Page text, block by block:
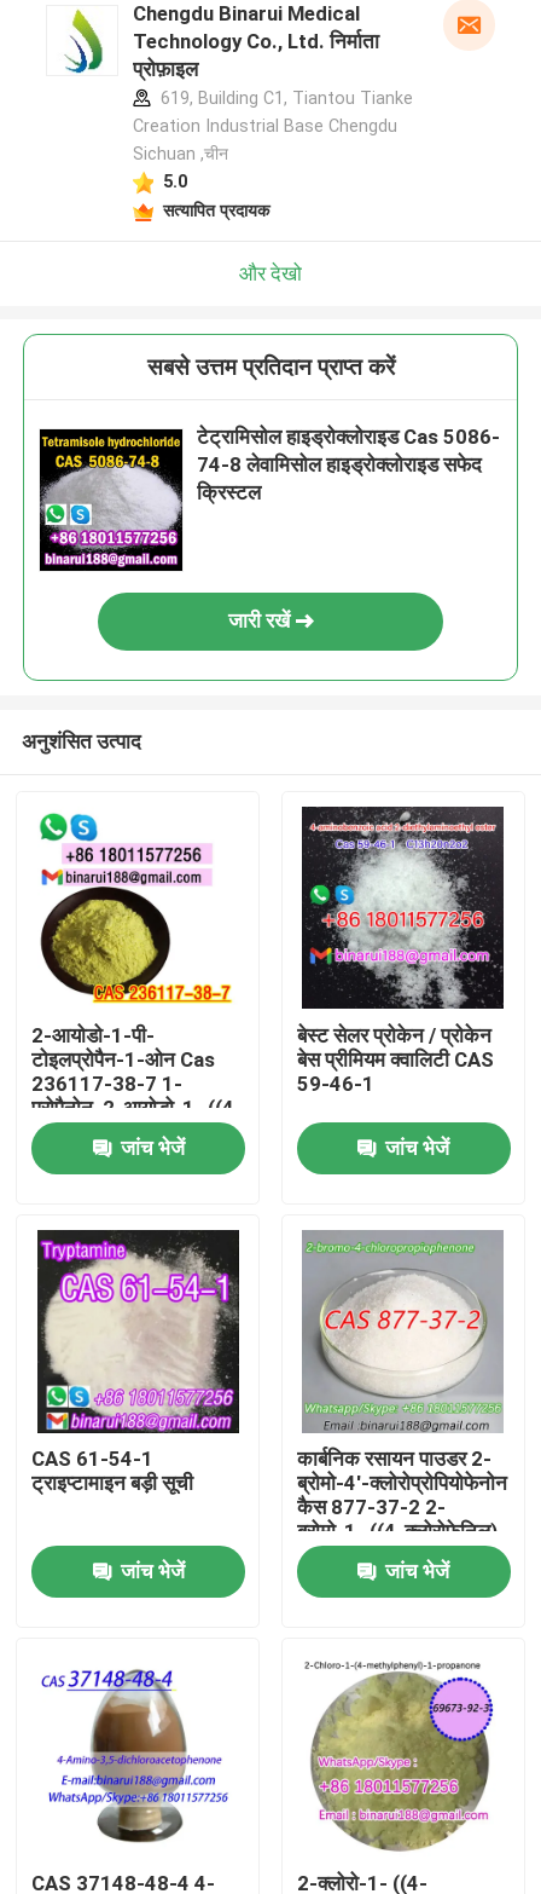
उत्पाद
वीडियो
हमारे बारे में
कारखाना भ्रमण
गुणवत्ता नियंत्रण
दैनिक रासायनिक कच्चे माल
अकार्बनिक रसायन कच्चा माल
ललित रासायनिक मध्यवर्ती
Chengdu Binarui Medical
Technology Co., Ltd. निर्माता
प्रोफ़ाइल
619, Building C1, Tiantou Tianke
Creation Industrial Base Chengdu
Sichuan ,चीन
5.0
सत्यापित प्रदायक
और देखो
सबसे उत्तम प्रतिदान प्राप्त करें
टेट्रामिसोल हाइड्रोक्लोराइड Cas 5086-
74-8 लेवामिसोल हाइड्रोक्लोराइड सफेद
क्रिस्टल
जारी रखें
अनुशंसित उत्पाद
2-आयोडो-1-पी-
टोइलप्रोपैन-1-ओन Cas
236117-38-7 1-
प्रोपैनोन, 2-आयोडो-1- ((4-
मेथिलफेनिल) -
जांच भेजें
बेस्ट सेलर प्रोकेन / प्रोकेन
बेस प्रीमियम क्वालिटी CAS
59-46-1
जांच भेजें
CAS 61-54-1
ट्राइप्टामाइन बड़ी सूची
जांच भेजें
कार्बनिक रसायन पाउडर 2-
ब्रोमो-4'-क्लोरोप्रोपियोफेनोन
कैस 877-37-2 2-
ब्रोमो-1- ((4-क्लोरोफेनिल)
प्रोपेन-1-ओन
जांच भेजें
CAS 37148-48-4 4- 2-क्लोरो-1- ((4-